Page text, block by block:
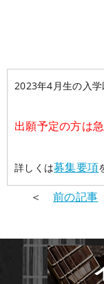
学校概要
メッセージ
学科コース
学科・コース紹
入学案内
募集要項
学費サポート
よくある質問
就職進路指導
就職進路指導
イベント
各校紹介
生徒作品紹介
2023年4月生の入学
出願予定の方は
詳しくは募集要項
＜前の記事